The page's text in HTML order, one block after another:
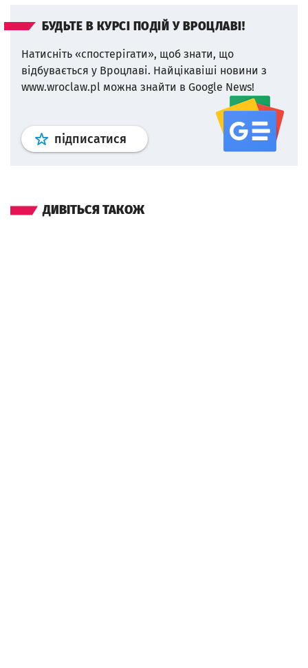
БУДЬТЕ В КУРСІ ПОДІЙ У ВРОЦЛАВІ!
Натисніть «спостерігати», щоб знати, що
відбувається у Вроцлаві. Найцікавіші новини з
www.wroclaw.pl можна знайти в Google News!
підписатися Профіль google news
ДИВІТЬСЯ ТАКОЖ